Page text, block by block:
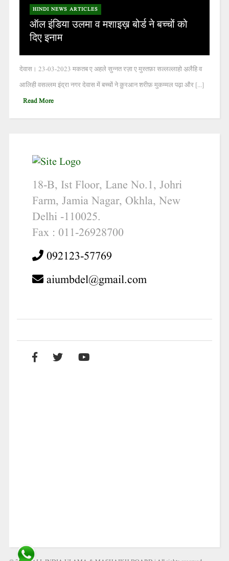
HINDI NEWS ARTICLES
ऑल इंडिया उलमा व मशाइख़ बोर्ड ने बच्चों को
दिए इनाम
देवास। 23-03-2023 मकतब ए अहले सुन्नत रज़ा ए मुस्तफ़ा सल्लल्लाहो अ़लैहि व
आलिही वसल्लम इंद्रा नगर देवास में बच्चों ने क़ुरआन शरीफ़ मुकम्मल पढ़ा और [...]
Read More
18-B, Ist Floor, Lane No.1, Johri
Farm, Jamia Nagar, Okhla, New
Delhi -110025.
Fax : 011-26928700
092123-57769
aiumbdel@gmail.com